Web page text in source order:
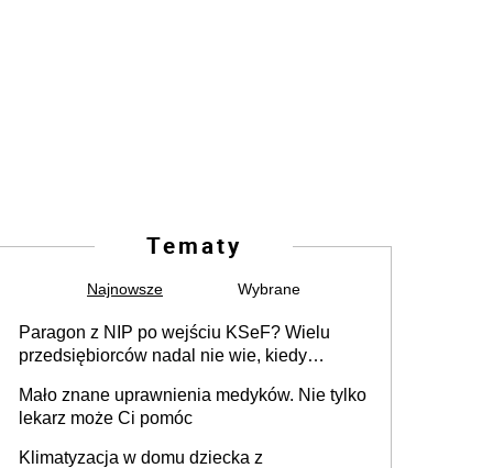
Tematy
Najnowsze Wybrane
Paragon z NIP po wejściu KSeF? Wielu
przedsiębiorców nadal nie wie, kiedy
Mało znane uprawnienia medyków. Nie tylko
lekarz może Ci pomóc
Klimatyzacja w domu dziecka z